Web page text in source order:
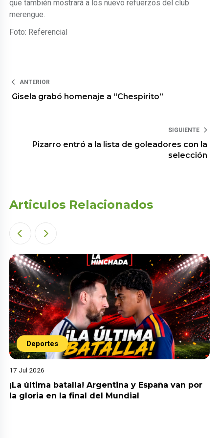
que también mostrará a los nuevo refuerzos del club
merengue.
Foto: Referencial
ANTERIOR
Gisela grabó homenaje a “Chespirito”
SIGUIENTE
Pizarro entró a la lista de goleadores con la
selección
Articulos Relacionados
Deportes
17 Jul 2026
¡La última batalla! Argentina y España van por
la gloria en la final del Mundial